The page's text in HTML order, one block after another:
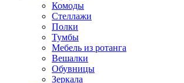
Комоды
Стеллажи
Полки
Тумбы
Мебель из ротанга
Вешалки
Обувницы
Зеркала